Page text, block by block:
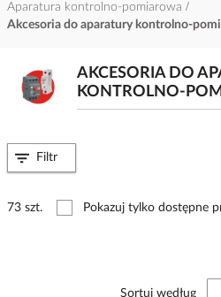
Aparatura kontrolno-pomiarowa
Akcesoria do aparatury kontrolno-
AKCESORIA DO
KONTROLNO-
73 szt. Pokazuj tylko dostępne
Sortuj według
Filtr